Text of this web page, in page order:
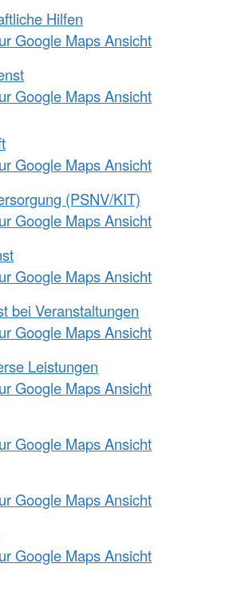
Hilfen
Google Maps Ansicht
Google Maps Ansicht
Google Maps Ansicht
(PSNV/KIT)
Google Maps Ansicht
Google Maps Ansicht
bei Veranstaltungen
Google Maps Ansicht
Leistungen
Google Maps Ansicht
Google Maps Ansicht
Google Maps Ansicht
Google Maps Ansicht